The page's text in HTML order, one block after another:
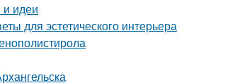
и идеи
для эстетического интерьера